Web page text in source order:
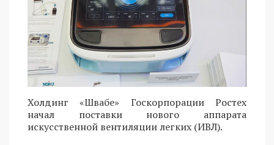
Холдинг «Швабе» Госкорпорации Ростех
начал поставки нового аппарата
искусственной вентиляции легких (ИВЛ).